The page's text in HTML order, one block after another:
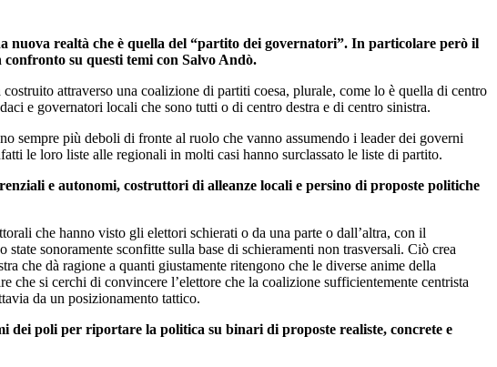
nuova realtà che è quella del “partito dei governatori”. In particolare però il
su questi temi con Salvo Andò.
attraverso una coalizione di partiti coesa, plurale, come lo è quella di centro
e governatori locali che sono tutti o di centro destra e di centro sinistra.
sempre più deboli di fronte al ruolo che vanno assumendo i leader dei governi
le loro liste alle regionali in molti casi hanno surclassato le liste di partito.
e autonomi, costruttori di alleanze locali e persino di proposte politiche
che hanno visto gli elettori schierati o da una parte o dall’altra, con il
sonoramente sconfitte sulla base di schieramenti non trasversali. Ciò crea
che dà ragione a quanti giustamente ritengono che le diverse anime della
si cerchi di convincere l’elettore che la coalizione sufficientemente centrista
da un posizionamento tattico.
dei poli per riportare la politica su binari di proposte realiste, concrete e